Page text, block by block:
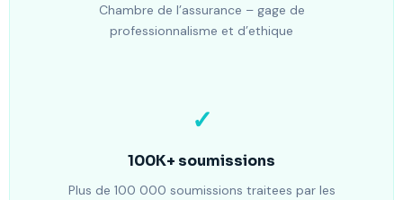
Chambre de l’assurance – gage de
professionnalisme et d’ethique
✓
100K+ soumissions
Plus de 100 000 soumissions traitees par les